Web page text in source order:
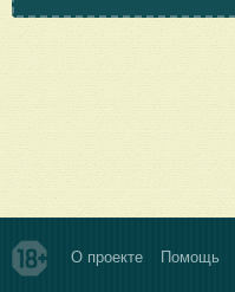
О проекте Помощь